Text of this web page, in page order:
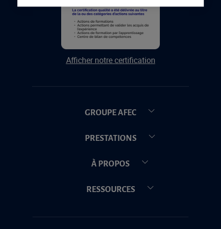
Afficher notre certification
GROUPE AFEC
PRESTATIONS
À PROPOS
RESSOURCES